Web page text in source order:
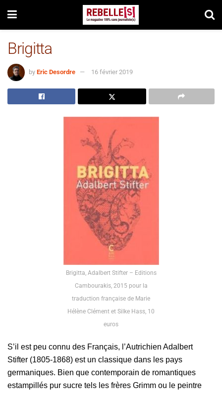
Brigitta
by Eric Desordre 16 février 2019
Brigitta, Adalbert Stifter – Editions
Cambourakis, 2015 pour la
traduction française de Marie
Hélène Clément et Silke Hass, 10
euros
S’il est peu connu des Français, l’Autrichien Adalbert
Stifter (1805-1868) est un classique dans les pays
germaniques. Bien que contemporain de romantiques
estampillés pur sucre tels les frères Grimm ou le peintre